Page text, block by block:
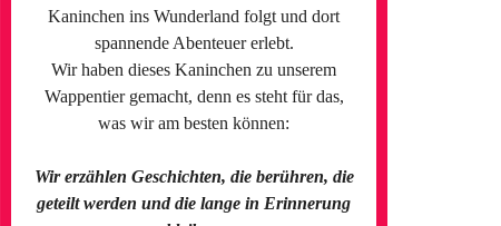
Kaninchen ins Wunderland folgt und dort
spannende Abenteuer erlebt.
Wir haben dieses Kaninchen zu unserem
Wappentier gemacht, denn es steht für das,
was wir am besten können:
Wir erzählen Geschichten, die berühren, die
geteilt werden und die lange in Erinnerung